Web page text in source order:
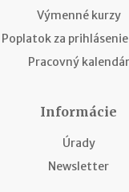
Výmenné kurzy
Poplatok za
Pracovný kalendár
Informácie
Úrady
Newsletter